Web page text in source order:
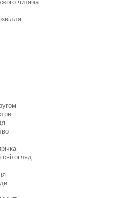
читача
світогляд